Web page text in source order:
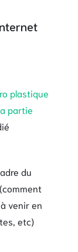
plastique
partie
du
(comment
venir en
etc)